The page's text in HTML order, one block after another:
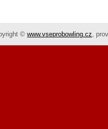
© www.vseprobowling.cz,